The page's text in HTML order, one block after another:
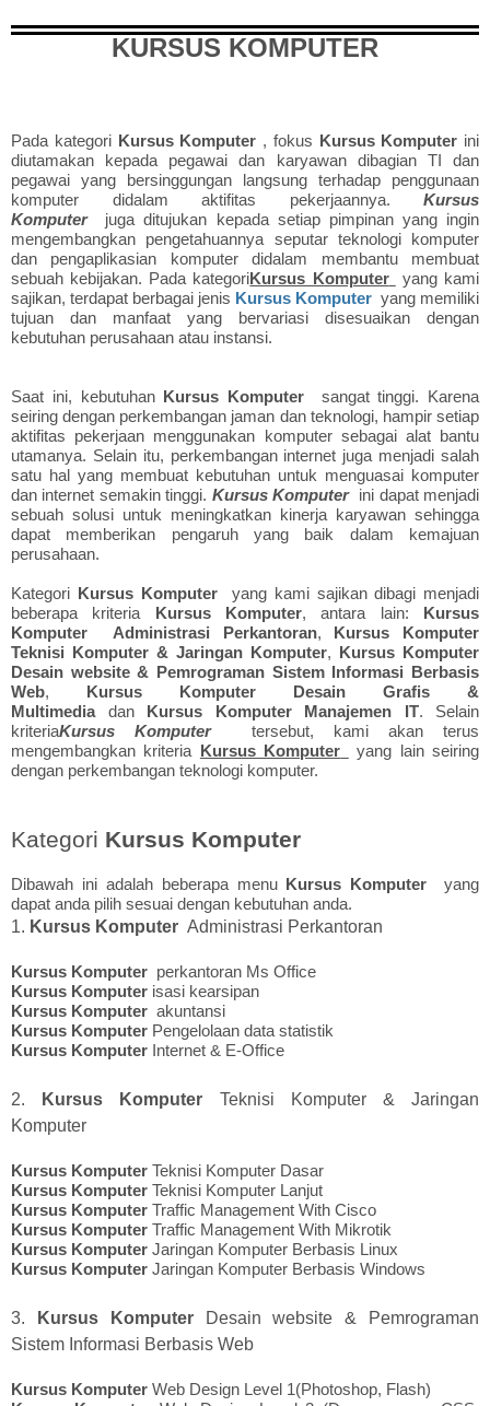
KURSUS KOMPUTER
Pada kategori Kursus Komputer , fokus Kursus Komputer ini
diutamakan kepada pegawai dan karyawan dibagian TI dan
pegawai yang bersinggungan langsung terhadap penggunaan
komputer didalam aktifitas pekerjaannya. Kursus
Komputer
juga ditujukan kepada setiap pimpinan yang ingin
mengembangkan pengetahuannya seputar teknologi komputer
dan pengaplikasian komputer didalam membantu membuat
sebuah kebijakan. Pada kategoriKursus Komputer
yang kami
sajikan, terdapat berbagai jenis Kursus Komputer yang memiliki
tujuan dan manfaat yang bervariasi disesuaikan dengan
kebutuhan perusahaan atau instansi.
Saat ini, kebutuhan Kursus Komputer
sangat tinggi. Karena
seiring dengan perkembangan jaman dan teknologi, hampir setiap
aktifitas pekerjaan menggunakan komputer sebagai alat bantu
utamanya. Selain itu, perkembangan internet juga menjadi salah
satu hal yang membuat kebutuhan untuk menguasai komputer
dan internet semakin tinggi. Kursus Komputer ini dapat menjadi
sebuah solusi untuk meningkatkan kinerja karyawan sehingga
dapat memberikan pengaruh yang baik dalam kemajuan
perusahaan.
Kategori Kursus Komputer
yang kami sajikan dibagi menjadi
beberapa kriteria Kursus Komputer, antara lain: Kursus
Komputer Administrasi Perkantoran, Kursus Komputer
Teknisi Komputer & Jaringan Komputer, Kursus Komputer
Desain website & Pemrograman Sistem Informasi Berbasis
Web, Kursus Komputer Desain Grafis &
Multimediadan Kursus Komputer Manajemen IT. Selain
kriteriaKursus Komputer
tersebut, kami akan terus
mengembangkan kriteria Kursus Komputer
yang lain seiring
dengan perkembangan teknologi komputer.
Kategori Kursus Komputer
Dibawah ini adalah beberapa menu Kursus Komputer
yang
dapat anda pilih sesuai dengan kebutuhan anda.
1. Kursus Komputer Administrasi Perkantoran
Kursus Komputer perkantoran Ms Office
Kursus Komputer isasi kearsipan
Kursus Komputer akuntansi
Kursus Komputer Pengelolaan data statistik
Kursus Komputer Internet & E-Office
2. Kursus Komputer Teknisi Komputer & Jaringan
Komputer
Kursus Komputer Teknisi Komputer Dasar
Kursus Komputer Teknisi Komputer Lanjut
Kursus Komputer Traffic Management With Cisco
Kursus Komputer Traffic Management With Mikrotik
Kursus Komputer Jaringan Komputer Berbasis Linux
Kursus Komputer Jaringan Komputer Berbasis Windows
3. Kursus KomputerDesain website & Pemrograman
Sistem Informasi Berbasis Web
Kursus Komputer Web Design Level 1(Photoshop, Flash)